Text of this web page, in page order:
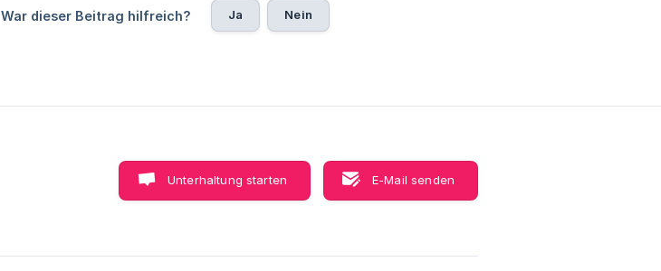
War dieser Beitrag hilfreich? Ja Nein
Unterhaltung starten E-Mail senden